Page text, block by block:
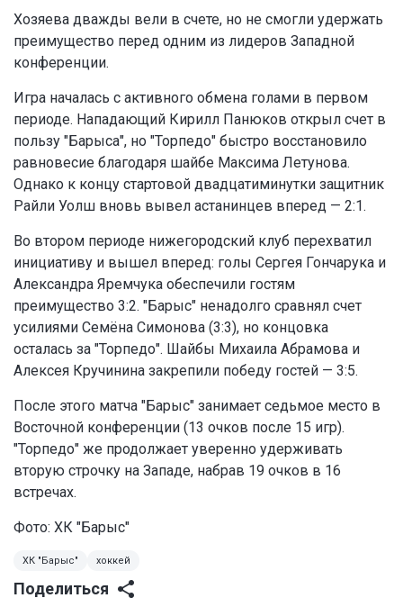
Хозяева дважды вели в счете, но не смогли удержать
преимущество перед одним из лидеров Западной
конференции.
Игра началась с активного обмена голами в первом
периоде. Нападающий Кирилл Панюков открыл счет в
пользу "Барыса", но "Торпедо" быстро восстановило
равновесие благодаря шайбе Максима Летунова.
Однако к концу стартовой двадцатиминутки защитник
Райли Уолш вновь вывел астанинцев вперед — 2:1.
Во втором периоде нижегородский клуб перехватил
инициативу и вышел вперед: голы Сергея Гончарука и
Александра Яремчука обеспечили гостям
преимущество 3:2. "Барыс" ненадолго сравнял счет
усилиями Семёна Симонова (3:3), но концовка
осталась за "Торпедо". Шайбы Михаила Абрамова и
Алексея Кручинина закрепили победу гостей — 3:5.
После этого матча "Барыс" занимает седьмое место в
Восточной конференции (13 очков после 15 игр).
"Торпедо" же продолжает уверенно удерживать
вторую строчку на Западе, набрав 19 очков в 16
встречах.
Фото: ХК "Барыс"
ХК "Барыс" хоккей
Поделиться